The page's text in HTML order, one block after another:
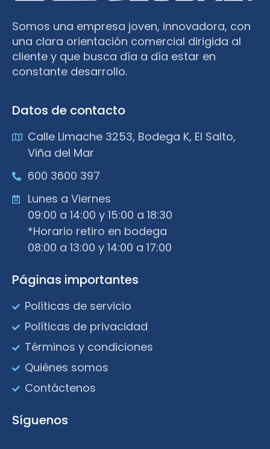
Somos una empresa joven, innovadora, con
una clara orientación comercial dirigida al
cliente y que busca día a día estar en
constante desarrollo.
Datos de contacto
Calle Limache 3253, Bodega K, El Salto,
Viña del Mar
600 3600 397
Lunes a Viernes
09:00 a 14:00 y 15:00 a 18:30
*Horario retiro en bodega
08:00 a 13:00 y 14:00 a 17:00
Páginas importantes
Políticas de servicio
Políticas de privacidad
Términos y condiciones
Quiénes somos
Contáctenos
Síguenos